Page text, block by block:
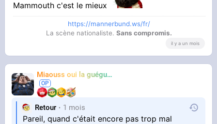
Vous utilisez quoi?
Mammouth c'est le mieux
https://mannerbund.ws/fr/
La scène nationaliste.Sans compromis.
il y a un mois
Miaouss oui la guéguérre
Retour 1 mois
Pareil, quand c'était encore pas trop mal